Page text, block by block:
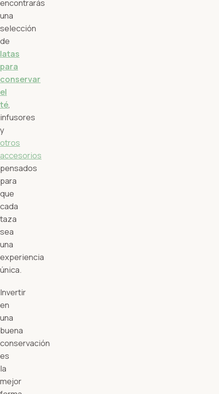
encontrarás
una
selección
de
latas
para
conservar
el
té,
infusores
y
otros
accesorios
pensados
para
que
cada
taza
sea
una
experiencia
única.
Invertir
en
una
buena
conservación
es
la
mejor